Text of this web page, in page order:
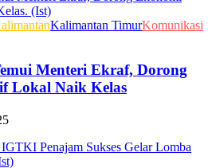
Kalimantan TimurKomunikasi
Menteri Ekraf, Dorong
Lokal Naik Kelas